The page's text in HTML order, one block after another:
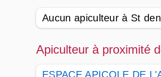
Aucun apiculteur à St
Apiculteur à proximité
ESPACE APICOLE DE